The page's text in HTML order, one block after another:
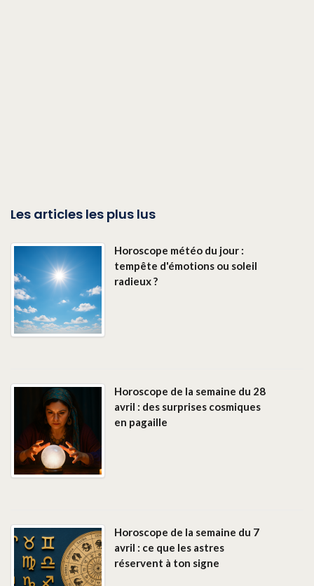
Les articles les plus lus
Horoscope météo du jour :
tempête d'émotions ou soleil
radieux ?
Horoscope de la semaine du 28
avril : des surprises cosmiques
en pagaille
Horoscope de la semaine du 7
avril : ce que les astres
réservent à ton signe